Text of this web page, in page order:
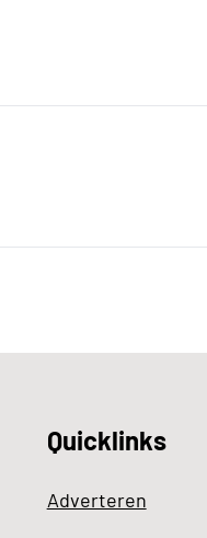
Quicklinks
Adverteren